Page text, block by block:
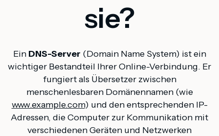
sie?
Ein DNS-Server (Domain Name System) ist ein
wichtiger Bestandteil Ihrer Online-Verbindung. Er
fungiert als Übersetzer zwischen
menschenlesbaren Domänennamen (wie
www.example.com) und den entsprechenden IP-
Adressen, die Computer zur Kommunikation mit
verschiedenen Geräten und Netzwerken